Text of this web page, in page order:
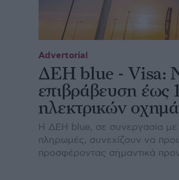
ΔΕΗ blue - Visa:
επιβράβευση έως
ηλεκτρικών
Advertorial
H ΔΕΗ blue, σε συνεργασία με
πληρωμές, συνεχίζουν να
προσφέροντας σημαντικά